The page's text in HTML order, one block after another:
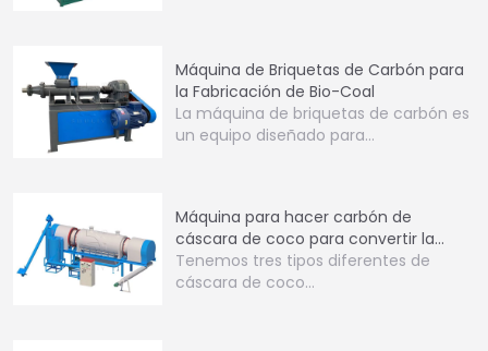
Máquina de Briquetas de Carbón para
la Fabricación de Bio-Coal
La máquina de briquetas de carbón es
un equipo diseñado para…
Máquina para hacer carbón de
cáscara de coco para convertir la
cáscara de coco en carbón
Tenemos tres tipos diferentes de
cáscara de coco…